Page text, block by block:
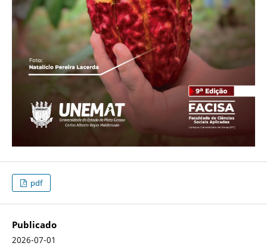
pdf
Publicado
2026-07-01